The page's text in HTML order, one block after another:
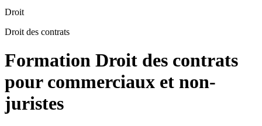
Droit
Droit des contrats
Formation Droit des contrats
pour commerciaux et non-
juristes